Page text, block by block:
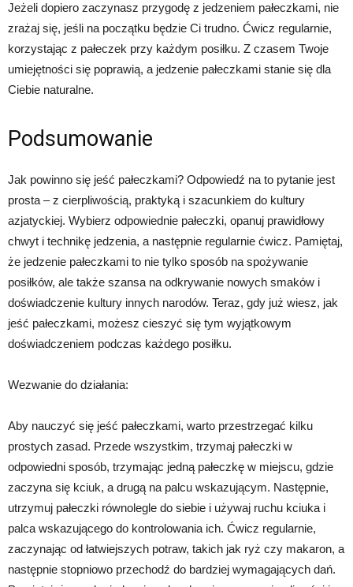
Jeżeli dopiero zaczynasz przygodę z jedzeniem pałeczkami, nie
zrażaj się, jeśli na początku będzie Ci trudno. Ćwicz regularnie,
korzystając z pałeczek przy każdym posiłku. Z czasem Twoje
umiejętności się poprawią, a jedzenie pałeczkami stanie się dla
Ciebie naturalne.
Podsumowanie
Jak powinno się jeść pałeczkami? Odpowiedź na to pytanie jest
prosta – z cierpliwością, praktyką i szacunkiem do kultury
azjatyckiej. Wybierz odpowiednie pałeczki, opanuj prawidłowy
chwyt i technikę jedzenia, a następnie regularnie ćwicz. Pamiętaj,
że jedzenie pałeczkami to nie tylko sposób na spożywanie
posiłków, ale także szansa na odkrywanie nowych smaków i
doświadczenie kultury innych narodów. Teraz, gdy już wiesz, jak
jeść pałeczkami, możesz cieszyć się tym wyjątkowym
doświadczeniem podczas każdego posiłku.
Wezwanie do działania:
Aby nauczyć się jeść pałeczkami, warto przestrzegać kilku
prostych zasad. Przede wszystkim, trzymaj pałeczki w
odpowiedni sposób, trzymając jedną pałeczkę w miejscu, gdzie
zaczyna się kciuk, a drugą na palcu wskazującym. Następnie,
utrzymuj pałeczki równolegle do siebie i używaj ruchu kciuka i
palca wskazującego do kontrolowania ich. Ćwicz regularnie,
zaczynając od łatwiejszych potraw, takich jak ryż czy makaron, a
następnie stopniowo przechodź do bardziej wymagających dań.